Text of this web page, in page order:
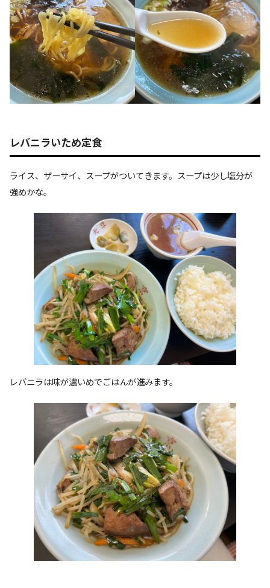
レバニラいため定食
ライス、ザーサイ、スープがついてきます。スープは少し塩分が
強めかな。
レバニラは味が濃いめでごはんが進みます。